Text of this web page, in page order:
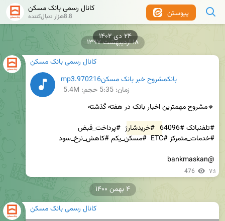
۲۴ دی ۱۴۰۲
پیوستن کانال رسمی بانک مسکن
8.8هزار دنبال‌کننده
کانال رسمی بانک مسکن
بانکمشروح خبر بانک مسکن970216.mp3
زمان: 5:35 حجم: 5.4M
#تلفنبانک #64096
#خریدشارژ
@bankmaskan
476 ۷:۱
۱۸ اردیبهشت ۱۳۹۷
کانال رسمی بانک مسکن
۴ بهمن ۱۴۰۰